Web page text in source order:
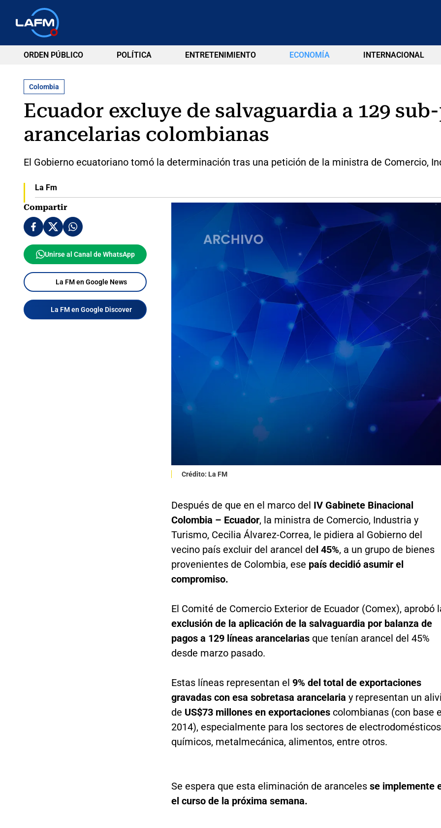
ORDEN PÚBLICO POLÍTICA ENTRETENIMIENTO ECONOMÍA INTERNACIONAL
Colombia
Ecuador excluye de salvaguardia a 129
arancelarias colombianas
El Gobierno ecuatoriano tomó la determinación tras una petición de la ministra de Comercio,
La Fm
Compartir
Unirse al Canal de WhatsApp
La FM en Google News
La FM en Google Discover
Crédito: La FM
Después de que en el marco del IV Gabinete Binacional
Colombia – Ecuador, la ministra de Comercio, Industria y
Turismo, Cecilia Álvarez-Correa, le pidiera al Gobierno del
vecino país excluir del arancel del 45%, a un grupo de bienes
provenientes de Colombia, ese país decidió asumir el
compromiso.
El Comité de Comercio Exterior de Ecuador (Comex), aprobó
exclusión de la aplicación de la salvaguardia por balanza de
pagos a 129 líneas arancelarias que tenían arancel del 45%
desde marzo pasado.
Estas líneas representan el 9% del total de exportaciones
gravadas con esa sobretasa arancelaria y representan un
de US$73 millones en exportacionescolombianas (con base
2014), especialmente para los sectores de
químicos, metalmecánica, alimentos, entre otros.
Se espera que esta eliminación de arancelesse implemente
el curso de la próxima semana.